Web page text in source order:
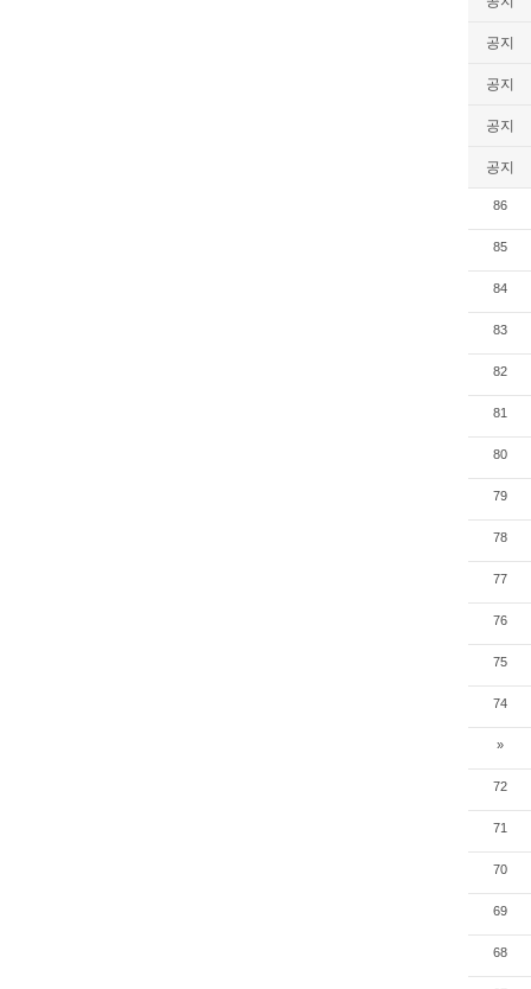
공지
공지
공지
공지
86
85
84
83
82
81
80
79
78
77
76
75
74
»
72
71
70
69
68